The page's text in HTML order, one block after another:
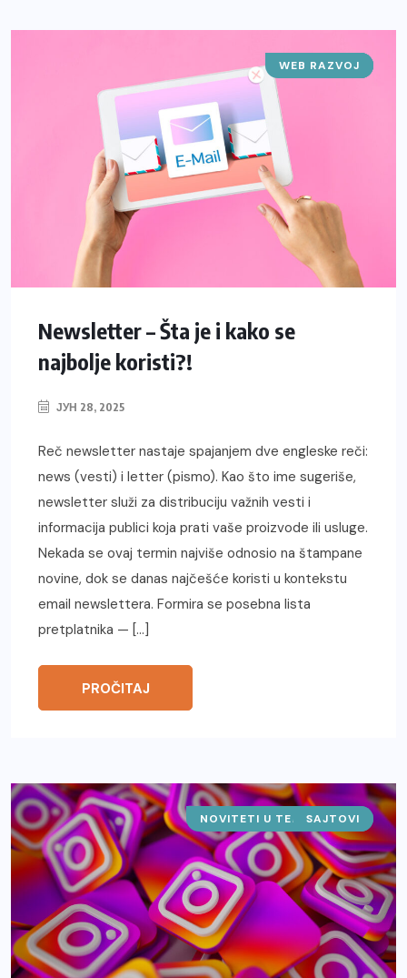
IT
SAJTOVI
START-UP
WEB RAZVOJ
Newsletter – Šta je i kako se
najbolje koristi?!
ЈУН 28, 2025
Reč newsletter nastaje spajanjem dve engleske reči:
news (vesti) i letter (pismo). Kao što ime sugeriše,
newsletter služi za distribuciju važnih vesti i
informacija publici koja prati vaše proizvode ili usluge.
Nekada se ovaj termin najviše odnosio na štampane
novine, dok se danas najčešće koristi u kontekstu
email newslettera. Formira se posebna lista
pretplatnika — […]
PROČITAJ
NOVITETI U TEHNOLOGIJI
SAJTOVI